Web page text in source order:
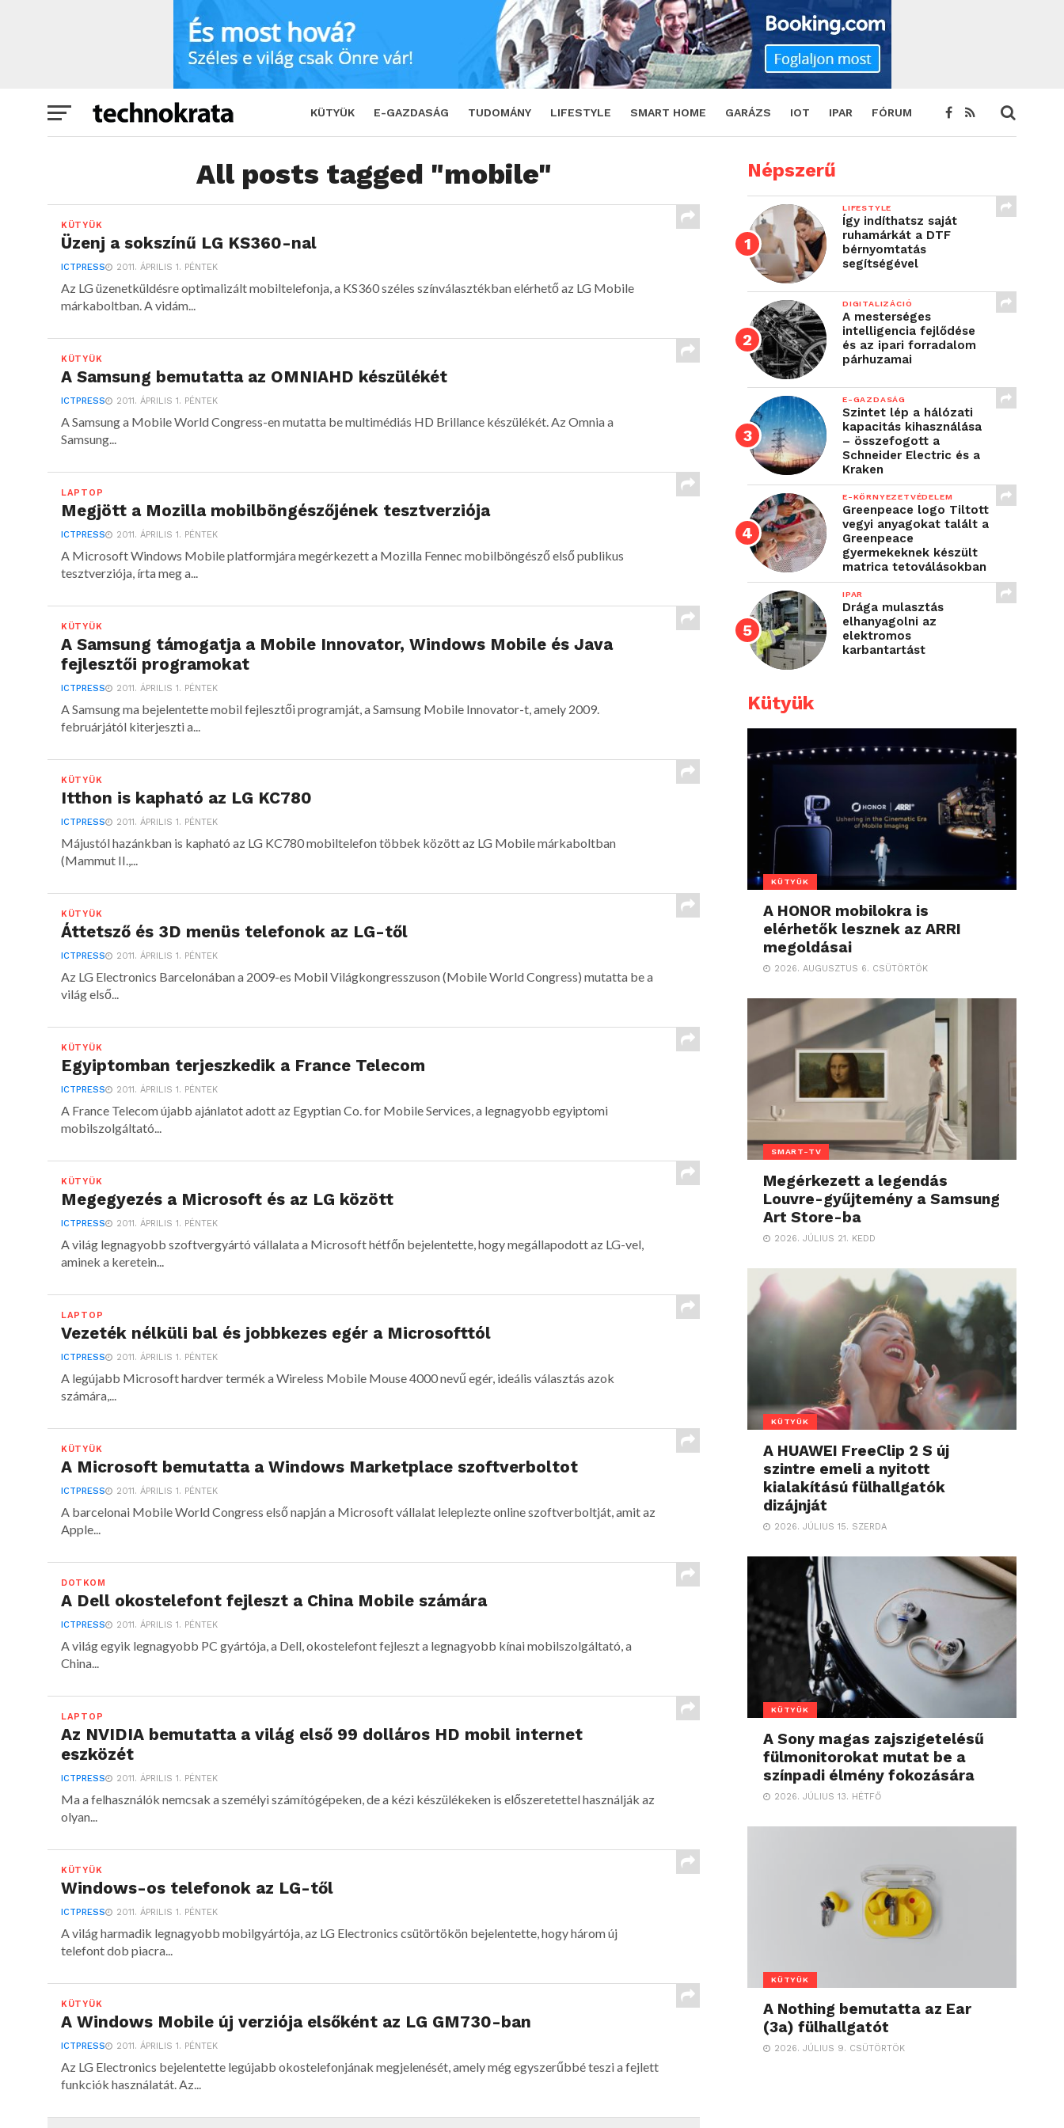
KÜTYÜK E-GAZDASÁG TUDOMÁNY LIFESTYLE SMART HOME GARÁZS IOT IPAR FÓRUM
All posts tagged "mobile"
KÜTYÜK
Üzenj a sokszínű LG KS360-nal
ICTPRESS 2011. ÁPRILIS 1. PÉNTEK
Az LG üzenetküldésre optimalizált mobiltelefonja, a KS360 széles színválasztékban elérhető az LG Mobile
márkaboltban. A vidám...
KÜTYÜK
A Samsung bemutatta az OMNIAHD készülékét
ICTPRESS 2011. ÁPRILIS 1. PÉNTEK
A Samsung a Mobile World Congress-en mutatta be multimédiás HD Brillance készülékét. Az Omnia a
Samsung...
LAPTOP
Megjött a Mozilla mobilböngészőjének tesztverziója
ICTPRESS 2011. ÁPRILIS 1. PÉNTEK
A Microsoft Windows Mobile platformjára megérkezett a Mozilla Fennec mobilböngésző első publikus
tesztverziója, írta meg a...
KÜTYÜK
A Samsung támogatja a Mobile Innovator, Windows Mobile és Java
fejlesztői programokat
ICTPRESS 2011. ÁPRILIS 1. PÉNTEK
A Samsung ma bejelentette mobil fejlesztői programját, a Samsung Mobile Innovator-t, amely 2009.
februárjától kiterjeszti a...
KÜTYÜK
Itthon is kapható az LG KC780
ICTPRESS 2011. ÁPRILIS 1. PÉNTEK
Májustól hazánkban is kapható az LG KC780 mobiltelefon többek között az LG Mobile márkaboltban
(Mammut II.,...
KÜTYÜK
Áttetsző és 3D menüs telefonok az LG-től
ICTPRESS 2011. ÁPRILIS 1. PÉNTEK
Az LG Electronics Barcelonában a 2009-es Mobil Világkongresszuson (Mobile World Congress) mutatta be a
világ első...
KÜTYÜK
Egyiptomban terjeszkedik a France Telecom
ICTPRESS 2011. ÁPRILIS 1. PÉNTEK
A France Telecom újabb ajánlatot adott az Egyptian Co. for Mobile Services, a legnagyobb egyiptomi
mobilszolgáltató...
KÜTYÜK
Megegyezés a Microsoft és az LG között
ICTPRESS 2011. ÁPRILIS 1. PÉNTEK
A világ legnagyobb szoftvergyártó vállalata a Microsoft hétfőn bejelentette, hogy megállapodott az LG-vel,
aminek a keretein...
LAPTOP
Vezeték nélküli bal és jobbkezes egér a Microsofttól
ICTPRESS 2011. ÁPRILIS 1. PÉNTEK
A legújabb Microsoft hardver termék a Wireless Mobile Mouse 4000 nevű egér, ideális választás azok
számára,...
KÜTYÜK
A Microsoft bemutatta a Windows Marketplace szoftverboltot
ICTPRESS 2011. ÁPRILIS 1. PÉNTEK
A barcelonai Mobile World Congress első napján a Microsoft vállalat leleplezte online szoftverboltját, amit az
Apple...
DOTKOM
A Dell okostelefont fejleszt a China Mobile számára
ICTPRESS 2011. ÁPRILIS 1. PÉNTEK
A világ egyik legnagyobb PC gyártója, a Dell, okostelefont fejleszt a legnagyobb kínai mobilszolgáltató, a
China...
LAPTOP
Az NVIDIA bemutatta a világ első 99 dolláros HD mobil internet
eszközét
ICTPRESS 2011. ÁPRILIS 1. PÉNTEK
Ma a felhasználók nemcsak a személyi számítógépeken, de a kézi készülékeken is előszeretettel használják az
olyan...
KÜTYÜK
Windows-os telefonok az LG-től
ICTPRESS 2011. ÁPRILIS 1. PÉNTEK
A világ harmadik legnagyobb mobilgyártója, az LG Electronics csütörtökön bejelentette, hogy három új
telefont dob piacra...
KÜTYÜK
A Windows Mobile új verziója elsőként az LG GM730-ban
ICTPRESS 2011. ÁPRILIS 1. PÉNTEK
Az LG Electronics bejelentette legújabb okostelefonjának megjelenését, amely még egyszerűbbé teszi a fejlett
funkciók használatát. Az...
Népszerű
LIFESTYLE
Így indíthatsz saját
ruhamárkát a DTF
bérnyomtatás
segítségével
DIGITALIZÁCIÓ
A mesterséges
intelligencia fejlődése
és az ipari forradalom
párhuzamai
E-GAZDASÁG
Szintet lép a hálózati
kapacitás kihasználása
– összefogott a
Schneider Electric és a
Kraken
E-KÖRNYEZETVÉDELEM
Greenpeace logo Tiltott
vegyi anyagokat talált a
Greenpeace
gyermekeknek készült
matrica tetoválásokban
IPAR
Drága mulasztás
elhanyagolni az
elektromos
karbantartást
Kütyük
KÜTYÜK
A HONOR mobilokra is
elérhetők lesznek az ARRI
megoldásai
2026. AUGUSZTUS 6. CSÜTÖRTÖK
SMART-TV
Megérkezett a legendás
Louvre-gyűjtemény a Samsung
Art Store-ba
2026. JÚLIUS 21. KEDD
KÜTYÜK
A HUAWEI FreeClip 2 S új
szintre emeli a nyitott
kialakítású fülhallgatók
dizájnját
2026. JÚLIUS 15. SZERDA
KÜTYÜK
A Sony magas zajszigetelésű
fülmonitorokat mutat be a
színpadi élmény fokozására
2026. JÚLIUS 13. HÉTFŐ
KÜTYÜK
A Nothing bemutatta az Ear
(3a) fülhallgatót
2026. JÚLIUS 9. CSÜTÖRTÖK